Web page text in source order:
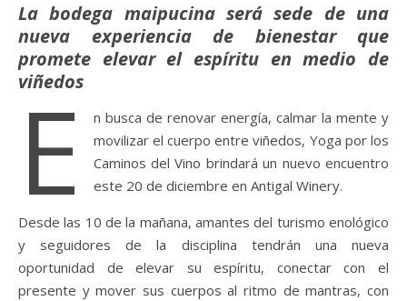
La bodega maipucina será sede de una
nueva experiencia de bienestar que
promete elevar el espíritu en medio de
viñedos
E
n busca de renovar energía, calmar la mente y
movilizar el cuerpo entre viñedos, Yoga por los
Caminos del Vino brindará un nuevo encuentro
este 20 de diciembre en Antigal Winery.
Desde las 10 de la mañana, amantes del turismo enológico
y seguidores de la disciplina tendrán una nueva
oportunidad de elevar su espíritu, conectar con el
presente y mover sus cuerpos al ritmo de mantras, con